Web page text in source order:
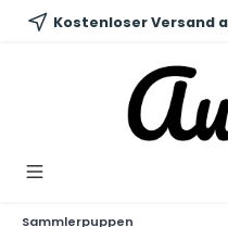
springen
Kostenloser Versand
Sammlerpuppen